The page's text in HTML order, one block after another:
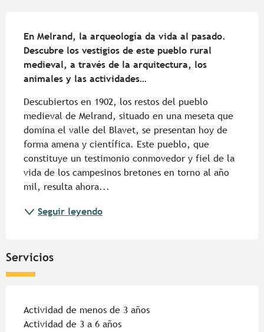
En Melrand, la arqueología da vida al pasado.
Descubre los vestigios de este pueblo rural
medieval, a través de la arquitectura, los
animales y las actividades…
Descubiertos en 1902, los restos del pueblo
medieval de Melrand, situado en una meseta que
domina el valle del Blavet, se presentan hoy de
forma amena y científica. Este pueblo, que
constituye un testimonio conmovedor y fiel de la
vida de los campesinos bretones en torno al año
mil, resulta ahora...
Seguir leyendo
Servicios
Actividad de menos de 3 años
Actividad de 3 a 6 años